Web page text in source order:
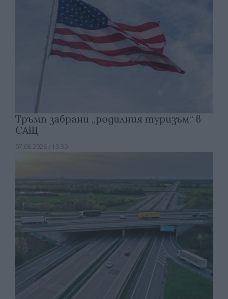
Тръмп забрани „родилния туризъм“ в
САЩ
07.08.2026 / 13:30